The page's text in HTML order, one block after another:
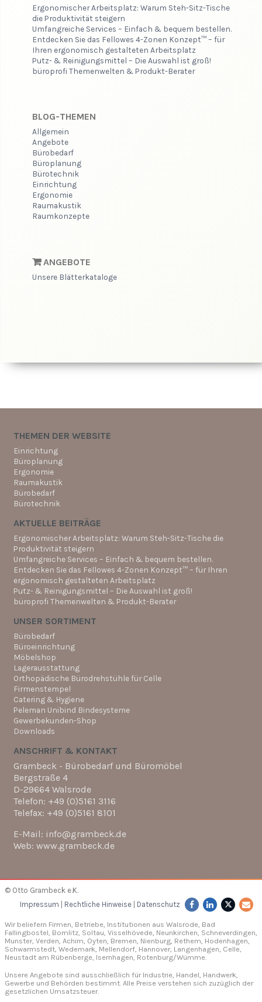
Ergonomischer Arbeitsplatz: Warum Steh-Sitz-Tische
die Produktivität steigern
Umfangreiche Services – Einfach & bequem bestellen.
Entdecken Sie das Fellowes 4-Zonen Konzept™ – für
Ihren ergonomisch gestalteten Arbeitsplatz
Putz- & Reinigungsmittel – Die Auswahl ist groß!
büroprofi Themenwelten & Produkt-Berater
BLOG-THEMEN
Allgemein
Angebote
Bürobedarf
Büroplanung
Bürotechnik
Einrichtung
Ergonomie
Raumakustik
Raumkonzepte
ANGEBOTE
Unsere Blätterkataloge
THEMEN DER WEBSITE
Einrichtung
Büroplanung
Ergonomie
Raumakustik
Bürobedarf
Bürotechnik
AKTUELLE BEITRÄGE
Ergonomischer Arbeitsplatz: Warum Steh-Sitz-Tische die
Produktivität steigern
Umfangreiche Services – Einfach & bequem bestellen.
Entdecken Sie das Fellowes 4-Zonen Konzept™ – für Ihren
ergonomisch gestalteten Arbeitsplatz
Putz- & Reinigungsmittel – Die Auswahl ist groß!
büroprofi Themenwelten & Produkt-Berater
UNSER SORTIMENT
Bürobedarf
Büroeinrichtung
Möbelshop
Lagerausstattung
Orthopädische Bürodrehstühle für Celle
Firmenstempel
Catering & Hygiene
Peleman Unibind Bindesysteme
Gewerbekunden-Shop
Downloads
ANSCHRIFT & KONTAKT
Grambeck - Bürobedarf und Büromöbel
Bergstraße 4
D-29664 Walsrode
Telefon: +49 (0)5161 3116
Telefax: +49 (0)5161 8101
E-Mail: info@grambeck.de
Web: www.grambeck.de
© Otto Grambeck e.K.
Impressum
Rechtliche Hinweise Datenschutz
Wir beliefern Firmen, Betriebe, Institutionen aus Walsrode, Bad
Fallingbostel, Bomlitz, Soltau, Visselhövede, Neunkirchen, Schneverdingen,
Munster, Verden, Achim, Oyten, Bremen, Nienburg, Rethem, Hodenhagen,
Schwarmstedt, Wedemark, Mellendorf, Hannover, Langenhagen, Celle,
Neustadt am Rübenberge, Isernhagen, Rotenburg/Wümme.
Unsere Angebote sind ausschließlich für Industrie, Handel, Handwerk,
Gewerbe und Behörden bestimmt. Alle Preise verstehen sich zuzüglich der
gesetzlichen Umsatzsteuer.